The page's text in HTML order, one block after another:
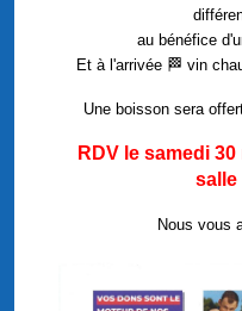
au bénéfice
Et à l'arrivée 🏁 vin
Une boisson sera
RDV le samedi
salle
Nous vous